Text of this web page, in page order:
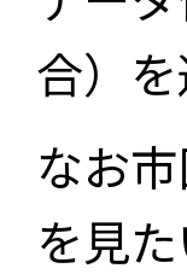
合）
なお
を見